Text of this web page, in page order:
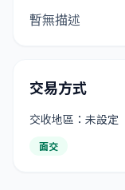
暫無描述
交易方式
交收地區：未設定
面交